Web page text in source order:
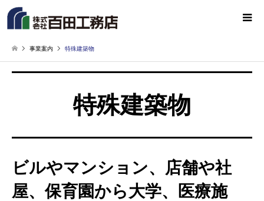
事業案内 特殊建築物
特殊建築物
ビルやマンション、店舗や社
屋、保育園から大学、医療施